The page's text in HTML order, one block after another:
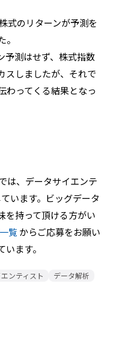
式のリターンが予測を
予測はせず、株式指数
スしましたが、それで
わってくる結果となっ
は、データサイエンテ
います。ビッグデータ
を持って頂ける方がい
覧 からご応募をお願い
ます。
ンティスト
データ解析